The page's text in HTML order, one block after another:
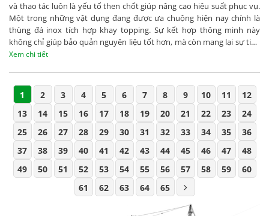
và thao tác luôn là yếu tố then chốt giúp nâng cao hiệu suất phục vụ.
Một trong những vật dụng đang được ưa chuộng hiện nay chính là
thùng đá inox tích hợp khay topping. Sự kết hợp thông minh này
không chỉ giúp bảo quản nguyên liệu tốt hơn, mà còn mang lại sự tiện
lợi vượt trội trong quá trình sử dụng.
Xem chi tiết
1 2 3 4 5 6 7 8 9 10 11
12
13
14 15 16 17 18 19 20 21 22 23
24
25
26 27 28 29 30 31 32 33 34 35
36
37
38 39 40 41 42 43 44 45 46 47
48
49
50 51 52 53 54 55 56 57 58 59
60
61
62 63 64 65